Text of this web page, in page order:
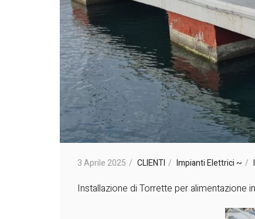
3 Aprile 2025 CLIENTI Impianti Elettrici ~
Installazione di Torrette per alimentazione